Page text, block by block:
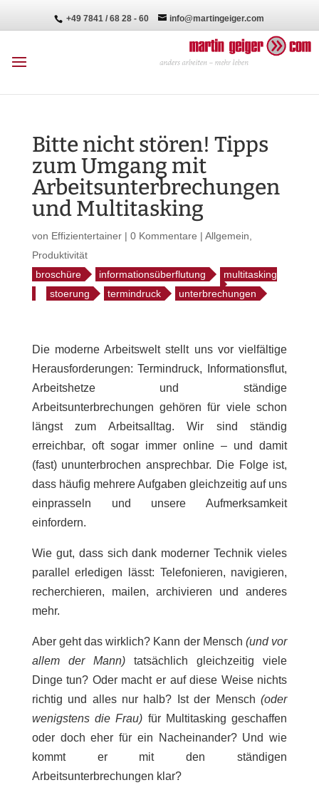
+49 7841 / 68 28 - 60 info@martingeiger.com
Bitte nicht stören! Tipps
zum Umgang mit
Arbeitsunterbrechungen
und Multitasking
von Effizientertainer| 0 Kommentare | Allgemein
Produktivität
broschüre
informationsüberflutung
multitasking
stoerung
termindruck unterbrechungen
Die moderne Arbeitswelt stellt uns vor vielfältige
Herausforderungen: Termindruck, Informationsflut,
Arbeitshetze und ständige
Arbeitsunterbrechungen gehören für viele schon
längst zum Arbeitsalltag. Wir sind ständig
erreichbar, oft sogar immer online – und damit
(fast) ununterbrochen ansprechbar. Die Folge ist,
dass häufig mehrere Aufgaben gleichzeitig auf uns
einprasseln und unsere Aufmerksamkeit
einfordern.
Wie gut, dass sich dank moderner Technik vieles
parallel erledigen lässt: Telefonieren, navigieren,
recherchieren, mailen, archivieren und anderes
mehr.
Aber geht das wirklich? Kann der Mensch(und vor
allem der Mann)tatsächlich gleichzeitig viele
Dinge tun? Oder macht er auf diese Weise nichts
richtig und alles nur halb? Ist der Mensch(oder
wenigstens die Frau) für Multitasking geschaffen
oder doch eher für ein Nacheinander? Und wie
kommt er mit den ständigen
Arbeitsunterbrechungen klar?